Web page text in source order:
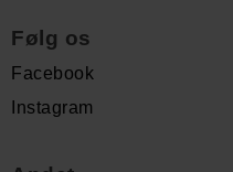
Følg os
Facebook
Instagram